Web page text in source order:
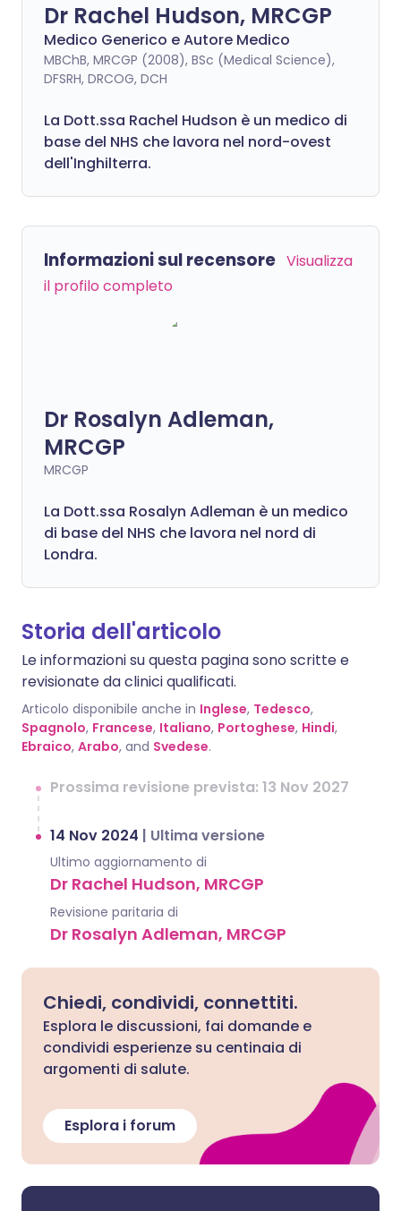
Dr Rachel Hudson, MRCGP
Medico Generico e Autore Medico
MBChB, MRCGP (2008), BSc (Medical Science),
DFSRH, DRCOG, DCH
La Dott.ssa Rachel Hudson è un medico di
base del NHS che lavora nel nord-ovest
dell'Inghilterra.
Informazioni sul recensore Visualizza
il profilo completo
Dr Rosalyn Adleman,
MRCGP
MRCGP
La Dott.ssa Rosalyn Adleman è un medico
di base del NHS che lavora nel nord di
Londra.
Storia dell'articolo
Le informazioni su questa pagina sono scritte e
revisionate da clinici qualificati.
Articolo disponibile anche in Inglese, Tedesco,
Spagnolo, Francese, Italiano, Portoghese, Hindi,
Ebraico, Arabo, and Svedese.
Prossima revisione prevista: 13 Nov 2027
14 Nov 2024 | Ultima versione
Ultimo aggiornamento di
Dr Rachel Hudson, MRCGP
Revisione paritaria di
Dr Rosalyn Adleman, MRCGP
Chiedi, condividi, connettiti.
Esplora le discussioni, fai domande e
condividi esperienze su centinaia di
argomenti di salute.
Esplora i forum